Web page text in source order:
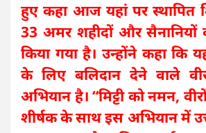
हुए कहा आज यहां पर
33 अमर शहीदों और सैनानियों
किया गया है। उन्होंने कहा कि
के लिए बलिदान देने वाले
अभियान है। “मिट्टी को नमन,
शीर्षक के साथ इस अभियान में